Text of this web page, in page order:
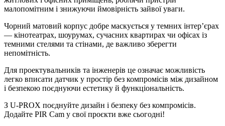
малопомітним і знижуючи ймовірність зайвої уваги.
Чорний матовий корпус добре маскується у темних інтер’єрах
— кінотеатрах, шоурумах, сучасних квартирах чи офісах із
темними стелями та стінами, де важливо зберегти
непомітність.
Для проектувальників та інженерів це означає можливість
легко вписати датчик у простір без компромісів між дизайном
і безпекою поєднуючи естетику й функціональність.
З U-PROX поєднуйте дизайн і безпеку без компромісів.
Додайте PIR Cam у свої проєкти вже сьогодні!